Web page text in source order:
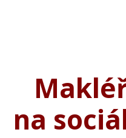
na